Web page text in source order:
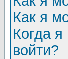
Как я
Когда
войти?